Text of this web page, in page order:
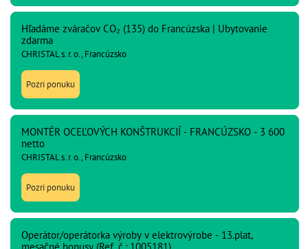
Hľadáme zváračov CO₂ (135) do Francúzska | Ubytovanie
zdarma
CHRISTAL s. r. o., Francúzsko
Pozri ponuku
MONTÉR OCEĽOVÝCH KONŠTRUKCIÍ - FRANCÚZSKO - 3 600
netto
CHRISTAL s. r. o., Francúzsko
Pozri ponuku
Operátor/operátorka výroby v elektrovýrobe - 13.plat,